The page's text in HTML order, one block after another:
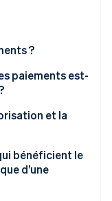
?
paiements est-
et la
bénéficient le
d’une